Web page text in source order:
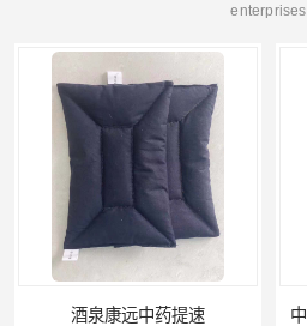
enterprises
中药提速增效垫渗透液哪家好